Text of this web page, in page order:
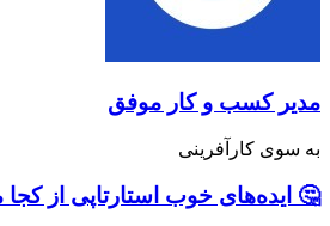
و کار موفق
خوب استارتاپی از کجا می‌آیند؟